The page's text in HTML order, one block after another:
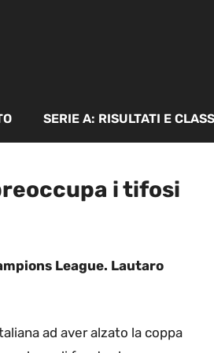
SERIE A: RISULTATI E
i tifosi
League. Lautaro
ad aver alzato la coppa